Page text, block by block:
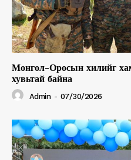
Монгол-Оросын хилийг
хувьтай байна
Admin - 07/30/2026